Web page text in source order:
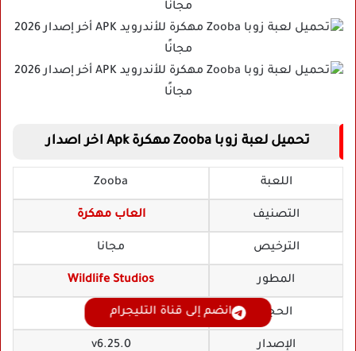
تحميل لعبة زوبا Zooba مهكرة Apk اخر اصدار
اللعبة Zooba
التصنيف العاب مهكرة
الترخيص مجانا
المطور Wildlife Studios
الحجم 333 MB
الإصدار v6.25.0
انضم إلى قناة التليجرام